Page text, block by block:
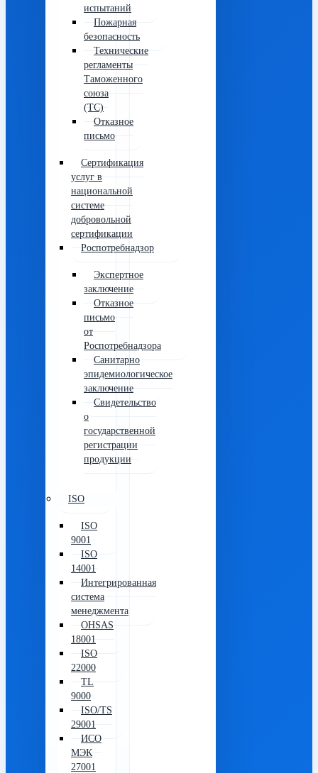
испытаний
Пожарная
безопасность
Технические
регламенты
Таможенного
союза
(ТС)
Отказное
письмо
Сертификация
услуг в
национальной
системе
добровольной
сертификации
Роспотребнадзор
Экспертное
заключение
Отказное
письмо
от
Роспотребнадзора
Санитарно
эпидемиологическое
заключение
Свидетельство
о
государственной
регистрации
продукции
ISO
ISO
9001
ISO
14001
Интегрированная
система
менеджмента
OHSAS
18001
ISO
22000
TL
9000
ISO/TS
29001
ИСО
МЭК
27001